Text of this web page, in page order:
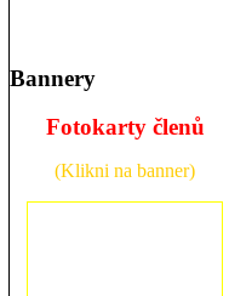
Bannery
Fotokarty členů
(Klikni na banner)